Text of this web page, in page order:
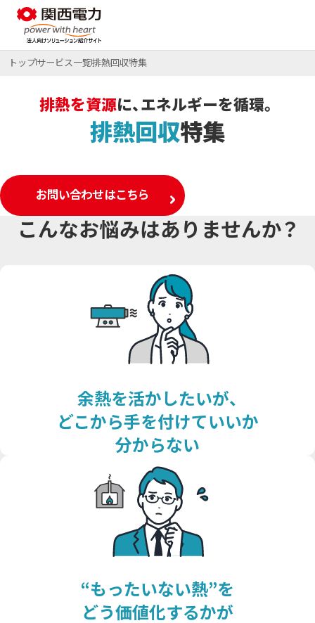
特集ページ
サービス
太陽光発電オンサイトサービス
CO₂フリー電気料金メニュー
再エネECOプラン
太陽光とセットで更なるコスト削減・脱炭素
蓄電池オンサイトサービス
EVパッケージサービス
設置場所不要の太陽光発電
オフサイトPPA
その他のサービスを見る
ご採用事例
太陽光発電・再エネECOプラン
キユーピー株式会社
太陽光発電・おまかSave-Air®
トッパン・フォームズ
関西株式会社
コスト削減
特集ページ
空調の自動制御で省エネ
おまかSave-Air®
既存設備の活用で報酬を獲得
データの見える化で歩留まり改善
K-DXソリューション
省エネ行動の習慣化から
設備の一元管理まで
自家発電で電気料金を削減
太陽光発電オンサイトサービス
その他のサービスを見る
エナッジ®
BCP・防災
かんでん総合防災サービス
いつでも誰でも使える蓄電池
非常用小型蓄電池販売
従業員の安否確認から集計まで自動化
安否確認システム
非常用発電機のテスト・メンテナンス
非常用発電機負荷試験サービス
非常時に備え、燃料保管＆配送
緊急時燃料配送
その他のサービスを見る
課題から探す
脱炭素
コスト削減
BCP・防災
業種から探す
自治体・学校
物流・運輸業
その他
事例・コラム等
ご採用事例 お役立ちコラム
サービス紹介資料
会社紹介
関西電力の特徴
企業情報
電気・ガスについて
お問い合わせ
ご契約者さま
会員サイト
かんでんBiZ
トップサービス一覧排熱回収特集
排熱を資源に、エネルギーを循環。
排熱回収特集
お問い合わせはこちら
こんなお悩みはありませんか？
余熱を活かしたいが、
どこから手を付けていいか
分からない
“もったいない熱”を
どう価値化するかが